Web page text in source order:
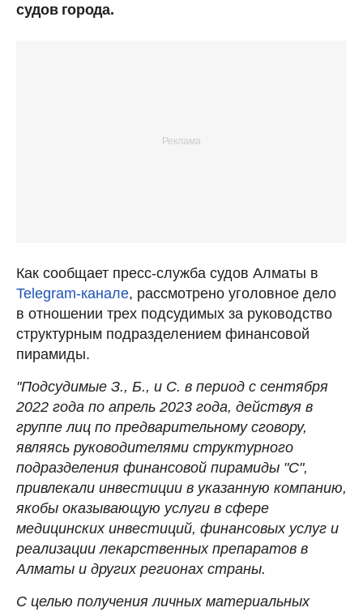
судов города.
Как сообщает пресс-служба судов Алматы в
Telegram-канале, рассмотрено уголовное дело
в отношении трех подсудимых за руководство
структурным подразделением финансовой
пирамиды.
"Подсудимые З., Б., и С. в период с сентября
2022 года по апрель 2023 года, действуя в
группе лиц по предварительному сговору,
являясь руководителями структурного
подразделения финансовой пирамиды "C",
привлекали инвестиции в указанную компанию,
якобы оказывающую услуги в сфере
медицинских инвестиций, финансовых услуг и
реализации лекарственных препаратов в
Алматы и других регионах страны.
С целью получения личных материальных